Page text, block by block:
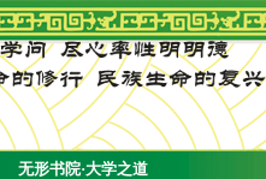
无形书院·大学之道